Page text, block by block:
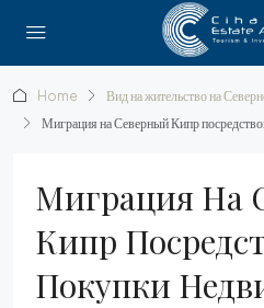
Home
Вид на жительство на
Миграция на Северный Кипр
Миграция На
Кипр
Покупки